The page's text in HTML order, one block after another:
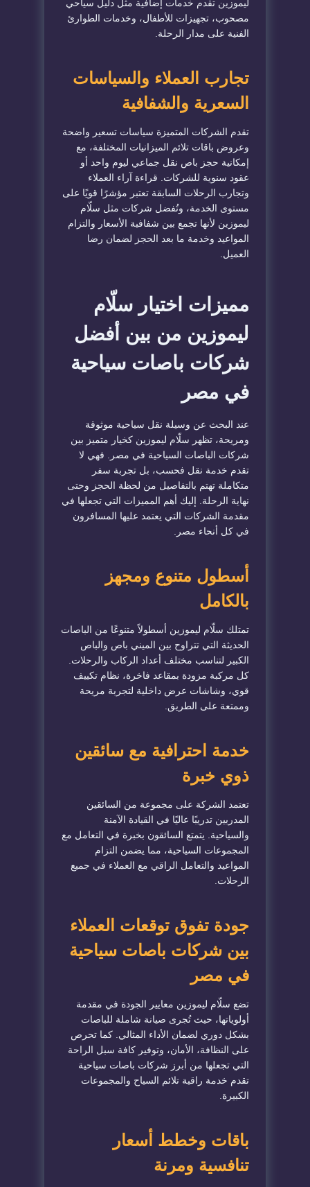
ليموزين تقدم خدمات إضافية مثل دليل سياحي
مصحوب، تجهيزات للأطفال، وخدمات الطوارئ
الفنية على مدار الرحلة.
تجارب العملاء والسياسات
السعرية والشفافية
تقدم الشركات المتميزة سياسات تسعير واضحة
وعروض باقات تلائم الميزانيات المختلفة، مع
إمكانية حجز باص نقل جماعي ليوم واحد أو
عقود سنوية للشركات. قراءة آراء العملاء
وتجارب الرحلات السابقة تعتبر مؤشرًا قويًا على
مستوى الخدمة، وتُفضل شركات مثل سلّام
ليموزين لأنها تجمع بين شفافية الأسعار والتزام
المواعيد وخدمة ما بعد الحجز لضمان رضا
العميل.
مميزات اختيار سلّام
ليموزين من بين أفضل
شركات باصات سياحية
في مصر
عند البحث عن وسيلة نقل سياحية موثوقة
ومريحة، تظهر سلّام ليموزين كخيار متميز بين
شركات الباصات السياحية في مصر. فهي لا
تقدم خدمة نقل فحسب، بل تجربة سفر
متكاملة تهتم بالتفاصيل من لحظة الحجز وحتى
نهاية الرحلة. إليك أهم المميزات التي تجعلها في
مقدمة الشركات التي يعتمد عليها المسافرون
في كل أنحاء مصر.
أسطول متنوع ومجهز
بالكامل
تمتلك سلّام ليموزين أسطولاً متنوعًا من الباصات
الحديثة التي تتراوح بين الميني باص والباص
الكبير لتناسب مختلف أعداد الركاب والرحلات.
كل مركبة مزودة بمقاعد فاخرة، نظام تكييف
قوي، وشاشات عرض داخلية لتجربة مريحة
وممتعة على الطريق.
خدمة احترافية مع سائقين
ذوي خبرة
تعتمد الشركة على مجموعة من السائقين
المدربين تدريبًا عاليًا في القيادة الآمنة
والسياحية. يتمتع السائقون بخبرة في التعامل مع
المجموعات السياحية، مما يضمن التزام
المواعيد والتعامل الراقي مع العملاء في جميع
الرحلات.
جودة تفوق توقعات العملاء
بين شركات باصات سياحية
في مصر
تضع سلّام ليموزين معايير الجودة في مقدمة
أولوياتها، حيث تُجرى صيانة شاملة للباصات
بشكل دوري لضمان الأداء المثالي. كما تحرص
على النظافة، الأمان، وتوفير كافة سبل الراحة
التي تجعلها من أبرز شركات باصات سياحية
تقدم خدمة راقية تلائم السياح والمجموعات
الكبيرة.
باقات وخطط أسعار
تنافسية ومرنة